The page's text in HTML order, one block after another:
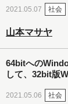
2021.05.07 社会
山本マサヤ
64bitへの
して、32bit版
2021.05.06 社会